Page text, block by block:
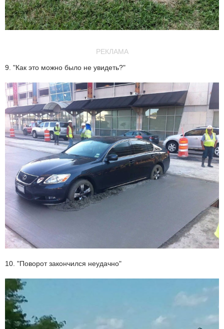
РЕКЛАМА
9. "Как это можно было не увидеть?"
10. "Поворот закончился неудачно"